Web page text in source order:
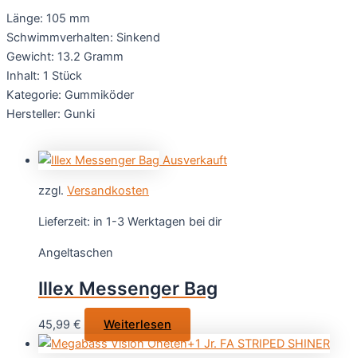
Länge: 105 mm
Schwimmverhalten: Sinkend
Gewicht: 13.2 Gramm
Inhalt: 1 Stück
Kategorie: Gummiköder
Hersteller: Gunki
Ausverkauft
zzgl. Versandkosten
Lieferzeit: in 1-3 Werktagen bei dir
Angeltaschen
Illex Messenger Bag
45,99 € Weiterlesen